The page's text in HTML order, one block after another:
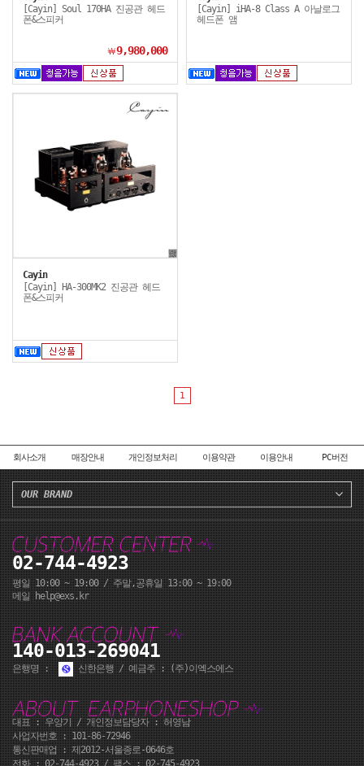
[Cayin] Soul 170HA 진공관 헤드
폰&스피커
￦9,980,000
[Cayin] iHA-8 Class A 아날로그
헤드폰 앰
Cayin
[Cayin] HA-300MK2 진공관 헤드
폰&스피커
1
회사소개 매장안내 개인정보처리 이용약관 이용안내 PC버전
OUR BRAND
02-744-4923
평일 10:00 ~ 19:00 / 주말,공휴일 13:00 ~ 19:00
메일 help@exs.kr
140-013-269041
은행명 : 신한은행 / 예금주 : (주)이엑스에스
대표 : 우양기 / 개인정보담당자 : 허영남
사업자번호 : 101-86-72946
통신판매업 : 제2012-서울종로-0646호
전화 :02-744-4923/ 팩스 : 02-745-4923